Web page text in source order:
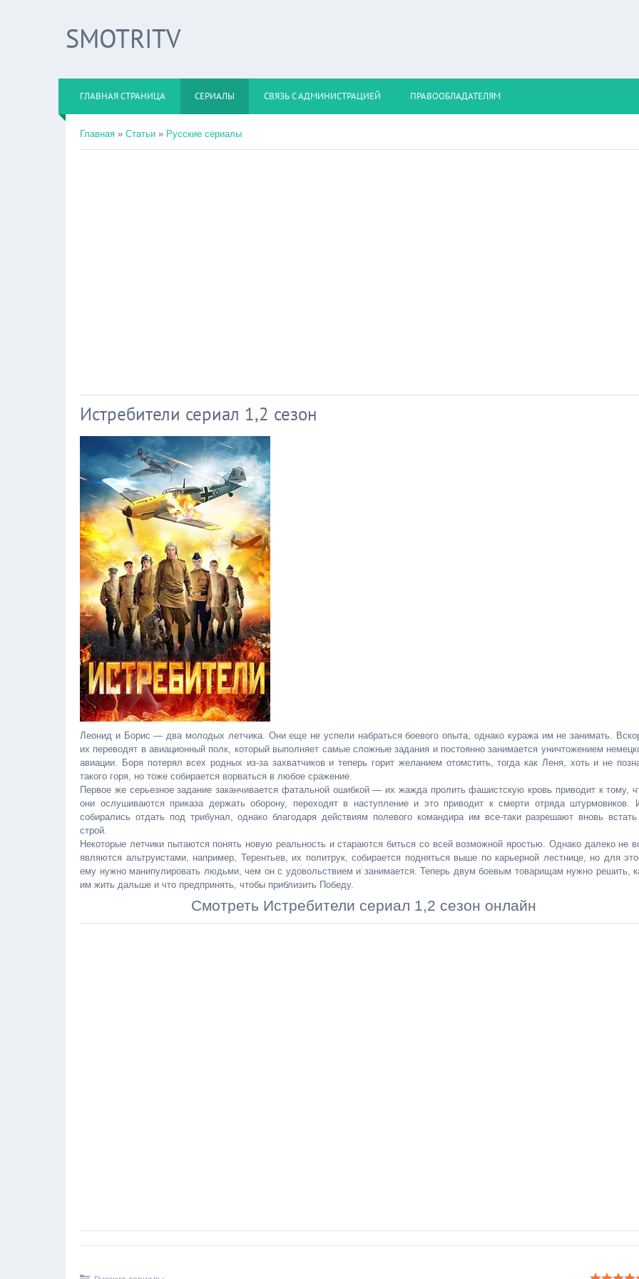
SMOTRITV
ГЛАВНАЯ СТРАНИЦА СЕРИАЛЫ СВЯЗЬ С АДМИНИСТРАЦИЕЙ ПРАВООБЛАДАТЕЛЯМ
Главная » Статьи » Русские сериалы
Истребители сериал 1,2 сезон
Леонид и Борис — два молодых летчика. Они еще не успели набраться боевого опыта, однако куража им не занимать.
их переводят в авиационный полк, который выполняет самые сложные задания и постоянно занимается уничтожением
авиации. Боря потерял всех родных из-за захватчиков и теперь горит желанием отомстить, тогда как Леня, хоть и не
такого горя, но тоже собирается ворваться в любое сражение.
Первое же серьезное задание заканчивается фатальной ошибкой — их жажда пролить фашистскую кровь приводит к тому,
они ослушиваются приказа держать оборону, переходят в наступление и это приводит к смерти отряда штурмовиков.
собирались отдать под трибунал, однако благодаря действиям полевого командира им все-таки разрешают вновь
строй.
Некоторые летчики пытаются понять новую реальность и стараются биться со всей возможной яростью. Однако далеко не
являются альтруистами, например, Терентьев, их политрук, собирается подняться выше по карьерной лестнице, но для
ему нужно манипулировать людьми, чем он с удовольствием и занимается. Теперь двум боевым товарищам нужно решить,
им жить дальше и что предпринять, чтобы приблизить Победу.
Смотреть Истребители сериал 1,2 сезон онлайн